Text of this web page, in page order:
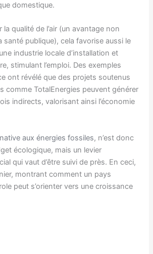
domestique.
la qualité de l’air (un avantage non
santé publique), cela favorise aussi le
industrie locale d’installation et
stimulant l’emploi. Des exemples
ont révélé que des projets soutenus
comme TotalEnergies peuvent générer
indirects, valorisant ainsi l’économie
aux énergies fossiles, n’est donc
écologique, mais un levier
qui vaut d’être suivi de près. En ceci,
montrant comment un pays
peut s’orienter vers une croissance